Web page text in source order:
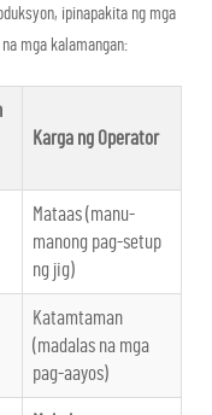
ipinapakita ng mga
mga kalamangan:
Karga ng Operator
Mataas (manu-
manong pag-setup
ng jig)
Katamtaman
(madalas na mga
pag-aayos)